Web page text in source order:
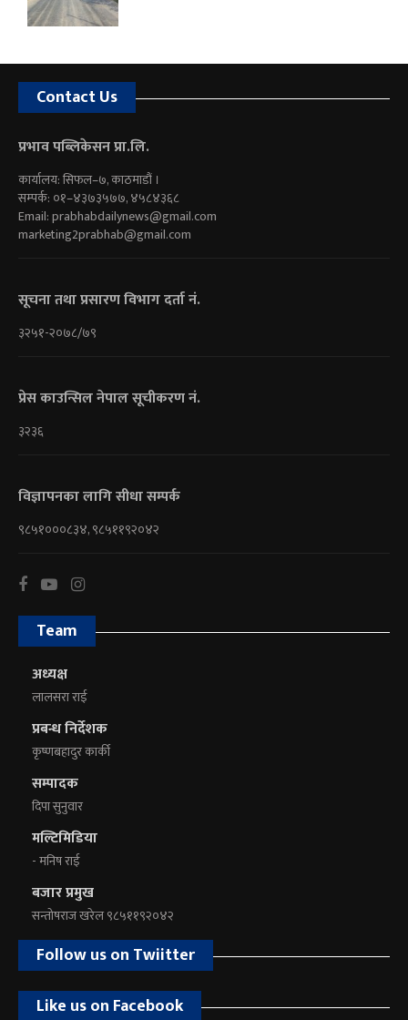
Contact Us
प्रभाव पब्लिकेसन प्रा.लि.
कार्यालय: सिफल–७, काठमाडौं ।
सम्पर्क: ०१–४३७३५७७, ४५८४३६८
Email:prabhabdailynews@gmail.com
marketing2prabhab@gmail.com
सूचना तथा प्रसारण विभाग दर्ता नं.
३२५१-२०७८/७९
प्रेस काउन्सिल नेपाल सूचीकरण नं.
३२३६
विज्ञापनका लागि सीधा सम्पर्क
९८५१०००८३४, ९८५११९२०४२
Team
अध्यक्ष
लालसरा राई
प्रबन्ध निर्देशक
कृष्णबहादुर कार्की
सम्पादक
दिपा सुनुवार
मल्टिमिडिया
- मनिष राई
बजार प्रमुख
सन्तोषराज खरेल ९८५११९२०४२
Follow us on Twiitter
Like us on Facebook